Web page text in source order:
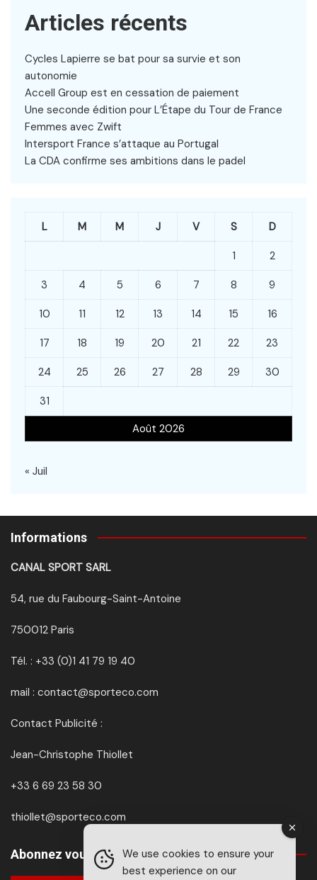
Articles récents
Cycles Lapierre se bat pour sa survie et son
autonomie
Accell Group est en cessation de paiement
Une seconde édition pour L’Étape du Tour de France
Femmes avec Zwift
Intersport France s’attaque au Portugal
La CDA confirme ses ambitions dans le padel
Août 2026
L M M J V S D
1 2
3 4 5 6 7 8 9
10 11 12 13 14 15 16
17 18 19 20 21 22 23
24 25 26 27 28 29 30
31
« Juil
Informations
CANAL SPORT SARL
54, rue du Faubourg-Saint-Antoine
750012 Paris
Tél. : +33 (0)1 41 79 19 40
mail : contact@sporteco.com
Contact Publicité :
Jean-Christophe Thiollet
+33 6 69 23 58 30
thiollet@sporteco.com
Abonnez vous à SPORTéco & BIKEéco
We use cookies to ensure your
best experience on our